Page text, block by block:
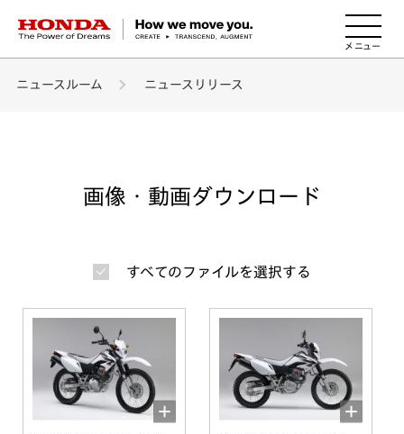
HONDA The Power of Dreams
ニュースルーム ニュースリリース
画像・動画ダウンロード
すべてのファイルを選択する